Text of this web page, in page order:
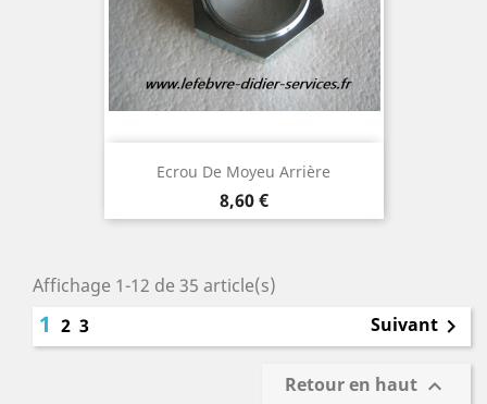
Ecrou De Moyeu Arrière
Prix
8,60 €
Affichage 1-12 de 35 article(s)
1 2 3 Suivant 
Retour en haut 